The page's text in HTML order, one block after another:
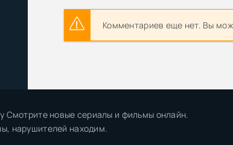
Комментариев еще нет. Вы
Смотрите новые сериалы и фильмы онлайн.
нарушителей находим.